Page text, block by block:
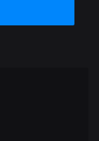
तैयार हैं।